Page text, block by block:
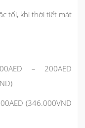
tối, khi thời tiết mát
– 200AED
(346.000VND